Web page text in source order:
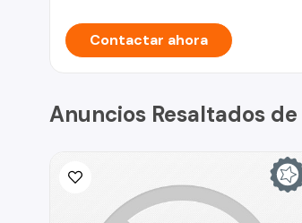
Contactar ahora
Anuncios Resaltados